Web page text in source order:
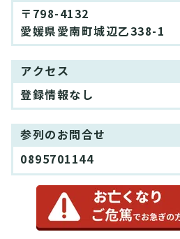
〒798-4132
愛媛県愛南町城辺乙338-1
アクセス
登録情報なし
参列のお問合せ
0895701144